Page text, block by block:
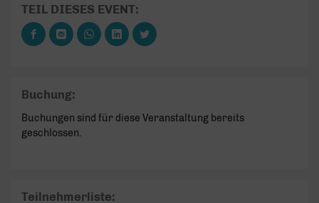
TEIL DIESES EVENT:
Buchung:
Buchungen sind für diese Veranstaltung bereits
geschlossen.
Teilnehmerliste: